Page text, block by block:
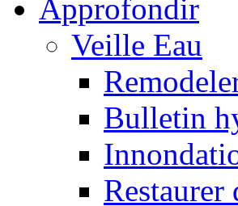
Approfondir
Veille Eau
Bulletin
Restaurer